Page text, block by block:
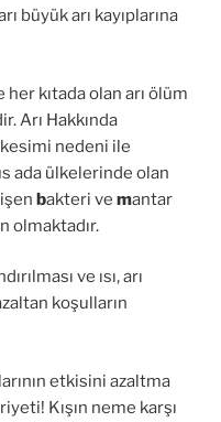
büyük arı kayıplarına
kıtada olan arı ölüm
Arı Hakkında
kesimi nedeni ile
ada ülkelerinde olan
bakteri ve mantar
olmaktadır.
ve ısı, arı
koşulların
etkisini azaltma
Kışın neme karşı